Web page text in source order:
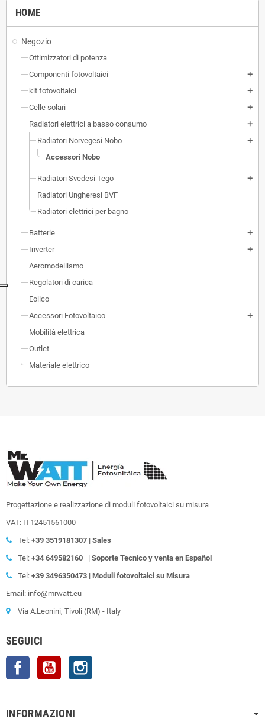
HOME
Negozio
Ottimizzatori di potenza
Componenti fotovoltaici
add
kit fotovoltaici add
Celle solari add
Radiatori elettrici a basso consumo add
Radiatori Norvegesi Nobo add
Accessori Nobo
Radiatori Svedesi Tego add
Radiatori Ungheresi BVF
Radiatori elettrici per bagno
Batterie add
Inverter add
Aeromodellismo
Regolatori di carica
Eolico
Accessori Fotovoltaico
add
Mobilità elettrica
Outlet
Materiale elettrico
Progettazione e realizzazione di moduli fotovoltaici su misura
VAT: IT12451561000
Tel: +39 3519181307 | Sales
Tel: +34 649582160 | Soporte Tecnico y venta en Español
Tel: +39 3496350473 | Moduli fotovoltaici su Misura
Email: info@mrwatt.eu
Via A.Leonini, Tivoli (RM) - Italy
SEGUICI
Facebook YouTube
INFORMAZIONI